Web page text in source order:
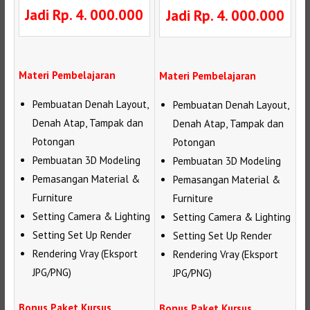
Jadi Rp. 4. 000.000
Materi Pembelajaran
Pembuatan Denah Layout,
Denah Atap, Tampak dan
Potongan
Pembuatan 3D Modeling
Pemasangan Material &
Furniture
Setting Camera & Lighting
Setting Set Up Render
Rendering Vray (Eksport
JPG/PNG)
Jadi Rp. 4. 000.000
Materi Pembelajaran
Pembuatan Denah Layout,
Denah Atap, Tampak dan
Potongan
Pembuatan 3D Modeling
Pemasangan Material &
Furniture
Setting Camera & Lighting
Setting Set Up Render
Rendering Vray (Eksport
JPG/PNG)